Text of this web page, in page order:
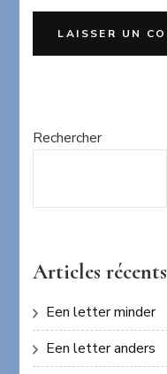
Rechercher
Articles récents
Een letter minder
Een letter anders